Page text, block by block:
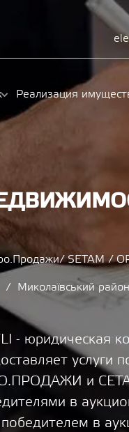
Реализация
SETAM /
Миколаївський район
- юридическая
услуги
и
в
в